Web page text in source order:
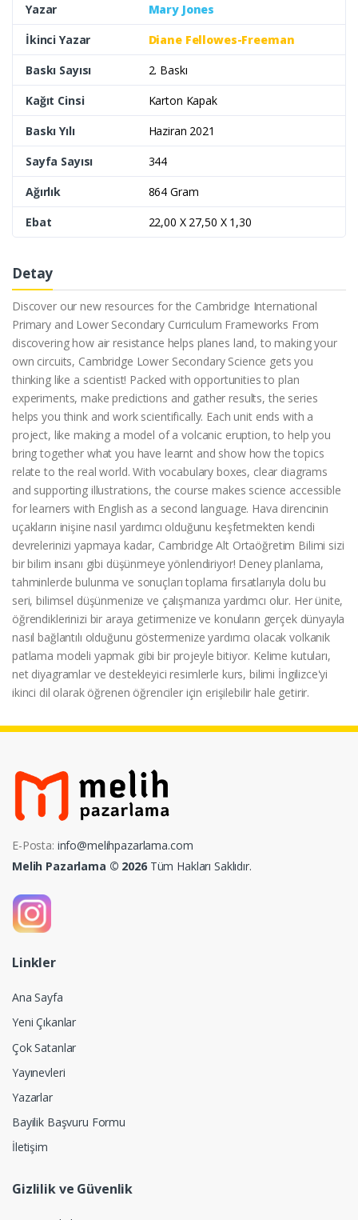
Yazar
Mary Jones
İkinci Yazar
Diane Fellowes-Freeman
Baskı Sayısı
2. Baskı
Kağıt Cinsi
Karton Kapak
Baskı Yılı
Haziran 2021
Sayfa Sayısı
344
Ağırlık
864 Gram
Ebat
22,00 X 27,50 X 1,30
Detay
Discover our new resources for the Cambridge International
Primary and Lower Secondary Curriculum Frameworks From
discovering how air resistance helps planes land, to making your
own circuits, Cambridge Lower Secondary Science gets you
thinking like a scientist! Packed with opportunities to plan
experiments, make predictions and gather results, the series
helps you think and work scientifically. Each unit ends with a
project, like making a model of a volcanic eruption, to help you
bring together what you have learnt and show how the topics
relate to the real world. With vocabulary boxes, clear diagrams
and supporting illustrations, the course makes science accessible
for learners with English as a second language. Hava direncinin
uçakların inişine nasıl yardımcı olduğunu keşfetmekten kendi
devrelerinizi yapmaya kadar, Cambridge Alt Ortaöğretim Bilimi sizi
bir bilim insanı gibi düşünmeye yönlendiriyor! Deney planlama,
tahminlerde bulunma ve sonuçları toplama fırsatlarıyla dolu bu
seri, bilimsel düşünmenize ve çalışmanıza yardımcı olur. Her ünite,
öğrendiklerinizi bir araya getirmenize ve konuların gerçek dünyayla
nasıl bağlantılı olduğunu göstermenize yardımcı olacak volkanik
patlama modeli yapmak gibi bir projeyle bitiyor. Kelime kutuları,
net diyagramlar ve destekleyici resimlerle kurs, bilimi İngilizce'yi
ikinci dil olarak öğrenen öğrenciler için erişilebilir hale getirir.
E-Posta: info@melihpazarlama.com
Melih Pazarlama © 2026Tüm Hakları Saklıdır.
Linkler
Ana Sayfa
Yeni Çıkanlar
Çok Satanlar
Yayınevleri
Yazarlar
Bayilik Başvuru Formu
İletişim
Gizlilik ve Güvenlik